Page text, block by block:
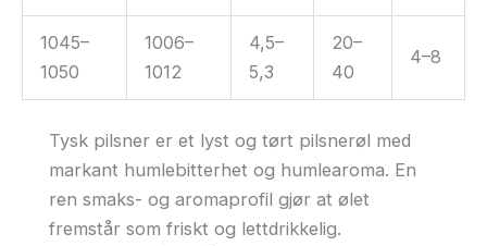
1045–
1050
1006–
1012
4,5–
5,3
20–
40
4–8
Tysk pilsner er et lyst og tørt pilsnerøl med
markant humlebitterhet og humlearoma. En
ren smaks- og aromaprofil gjør at ølet
fremstår som friskt og lettdrikkelig.